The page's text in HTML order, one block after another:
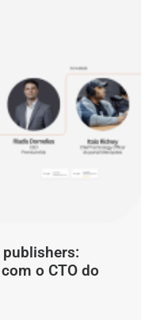
o CTO do